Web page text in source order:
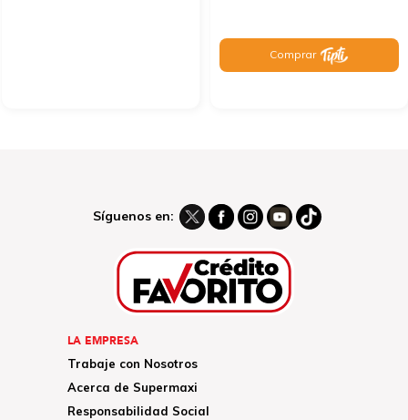
Comprar
Síguenos en:
LA EMPRESA
Trabaje con Nosotros
Acerca de Supermaxi
Responsabilidad Social